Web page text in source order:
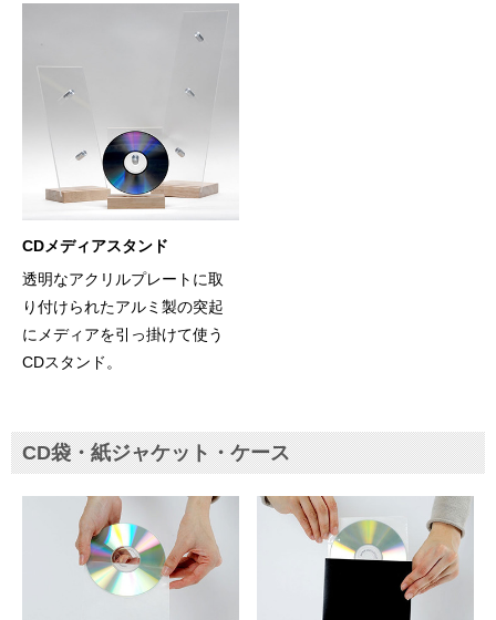
CDメディアスタンド
透明なアクリルプレートに取
り付けられたアルミ製の突起
にメディアを引っ掛けて使う
CDスタンド。
CD袋・紙ジャケット・ケース